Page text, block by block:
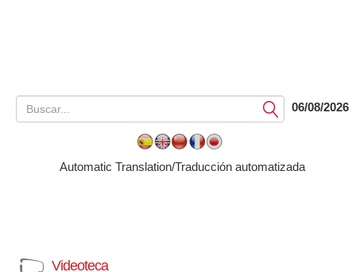
Submit06/08/2026
Automatic Translation/Traducción automatizada
Videoteca